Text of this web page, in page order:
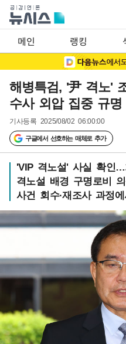
메인 랭킹
해병특검, '尹 격노'
수사 외압 집중 규명
기사등록 2025/08/02 06:00:00
구글에서 선호하는 매체로 추가
'VIP 격노설' 사실 확인
격노설 배경 구명로비
사건 회수·재조사 과정